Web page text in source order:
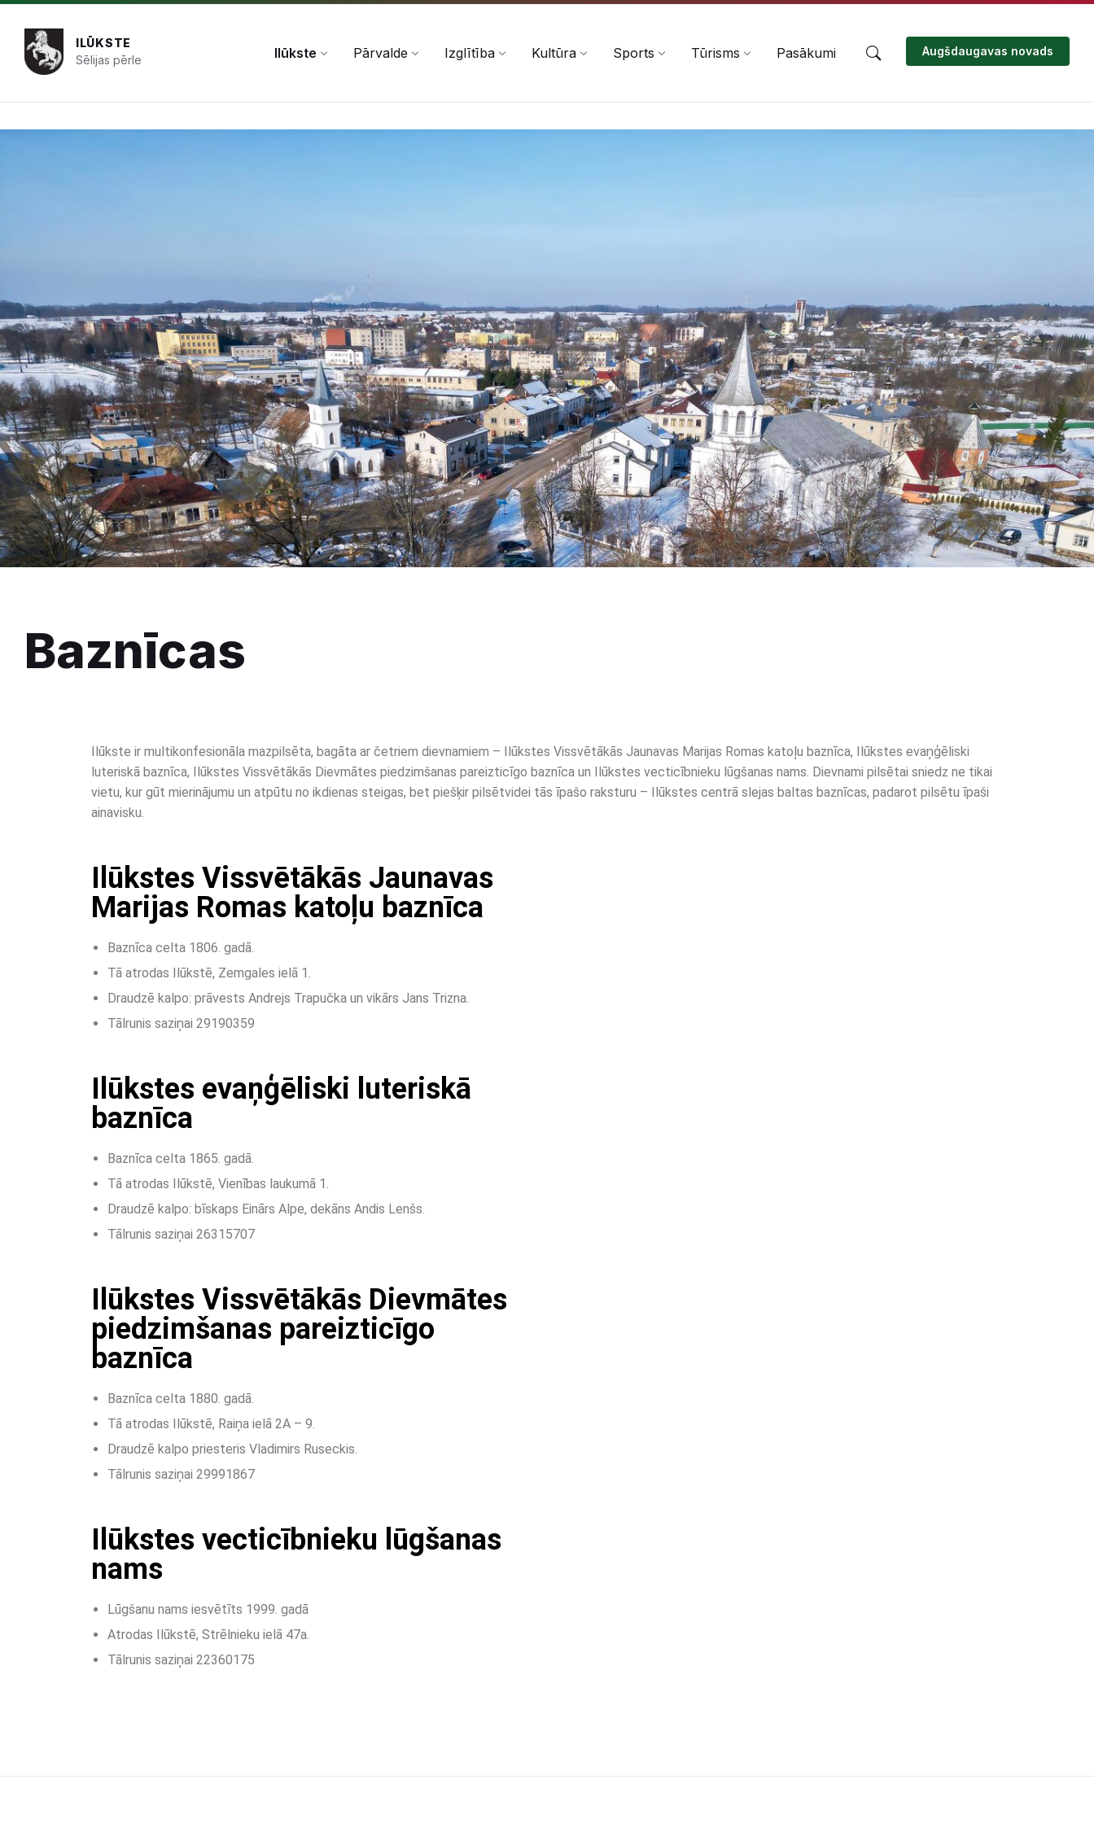
ILŪKSTE
Sēlijas pērle
Ilūkste Pārvalde Izglītība Kultūra Sports Tūrisms Pasākumi Augšdaugavas novads
Baznīcas
Ilūkste ir multikonfesionāla mazpilsēta, bagāta ar četriem dievnamiem – Ilūkstes Vissvētākās Jaunavas Marijas Romas katoļu baznīca, Ilūkstes evaņģēliski
luteriskā baznīca, Ilūkstes Vissvētākās Dievmātes piedzimšanas pareizticīgo baznīca un Ilūkstes vecticībnieku lūgšanas nams. Dievnami pilsētai sniedz ne tikai
vietu, kur gūt mierinājumu un atpūtu no ikdienas steigas, bet piešķir pilsētvidei tās īpašo raksturu – Ilūkstes centrā slejas baltas baznīcas, padarot pilsētu īpaši
ainavisku.
Ilūkstes Vissvētākās Jaunavas
Marijas Romas katoļu baznīca
Baznīca celta 1806. gadā.
Tā atrodas Ilūkstē, Zemgales ielā 1.
Draudzē kalpo: prāvests Andrejs Trapučka un vikārs Jans Trizna.
Tālrunis saziņai 29190359
Ilūkstes evaņģēliski luteriskā
baznīca
Baznīca celta 1865. gadā.
Tā atrodas Ilūkstē, Vienības laukumā 1.
Draudzē kalpo: bīskaps Einārs Alpe, dekāns Andis Lenšs.
Tālrunis saziņai 26315707
Ilūkstes Vissvētākās Dievmātes
piedzimšanas pareizticīgo
baznīca
Baznīca celta 1880. gadā.
Tā atrodas Ilūkstē, Raiņa ielā 2A – 9.
Draudzē kalpo priesteris Vladimirs Ruseckis.
Tālrunis saziņai 29991867
Ilūkstes vecticībnieku lūgšanas
nams
Lūgšanu nams iesvētīts 1999. gadā
Atrodas Ilūkstē, Strēlnieku ielā 47a.
Tālrunis saziņai 22360175